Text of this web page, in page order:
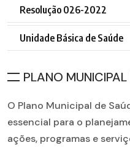
Resolução 026-2022
Unidade Básica de Saúde
PLANO
O Plano Municipal de
essencial para o
ações, programas e